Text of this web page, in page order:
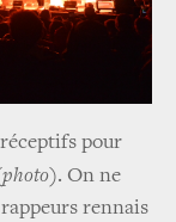
pour
. On ne
rennais